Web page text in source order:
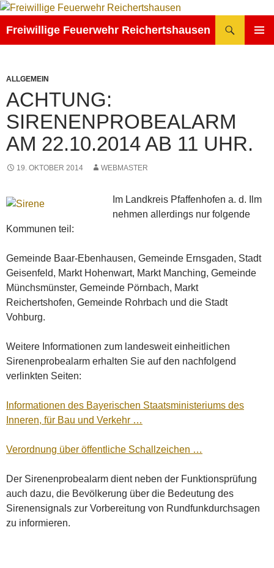
Zum
springen
Freiwillige Feuerwehr Reichertshausen
ALLGEMEIN
ACHTUNG:
SIRENENPROBEALARM
AM 22.10.2014 AB 11 UHR.
19. OKTOBER 2014 WEBMASTER
Im Landkreis Pfaffenhofen a. d. Ilm
nehmen allerdings nur folgende
Kommunen teil:
Gemeinde Baar-Ebenhausen, Gemeinde Ernsgaden, Stadt
Geisenfeld, Markt Hohenwart, Markt Manching, Gemeinde
Münchsmünster, Gemeinde Pörnbach, Markt
Reichertshofen, Gemeinde Rohrbach und die Stadt
Vohburg.
Weitere Informationen zum landesweit einheitlichen
Sirenenprobealarm erhalten Sie auf den nachfolgend
verlinkten Seiten:
Informationen des Bayerischen Staatsministeriums des
Inneren, für Bau und Verkehr …
Verordnung über öffentliche Schallzeichen …
Der Sirenenprobealarm dient neben der Funktionsprüfung
auch dazu, die Bevölkerung über die Bedeutung des
Sirenensignals zur Vorbereitung von Rundfunkdurchsagen
zu informieren.